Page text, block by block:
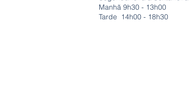
Manhã 9h30 - 13h00
Tarde 14h00 - 18h30